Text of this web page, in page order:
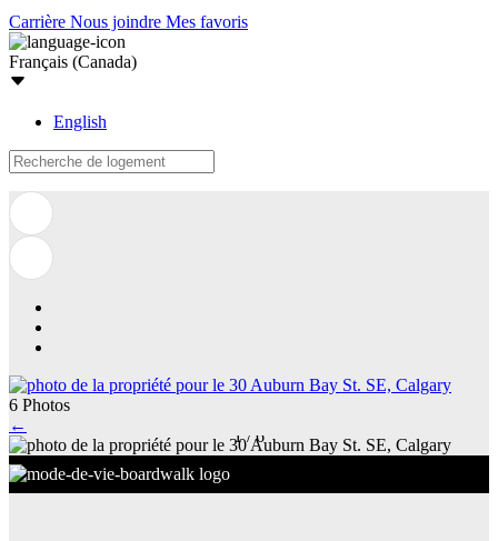
Carrière Nous joindre Mes favoris
Français (Canada)
English
6 Photos
←
1/6